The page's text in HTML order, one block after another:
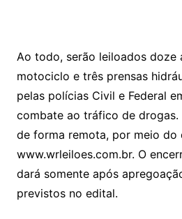
Ao todo, serão leiloados doze
motociclo e três prensas
pelas polícias Civil e Federal
combate ao tráfico de
de forma remota, por meio do
www.wrleiloes.com.br. O
dará somente após
previstos no edital.